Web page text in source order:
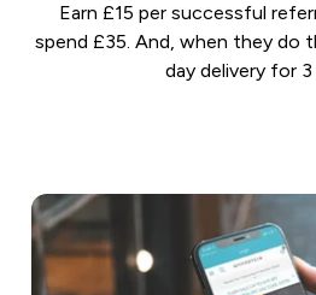
Earn £15 per successful
spend £35. And, when they do
day delivery for 3